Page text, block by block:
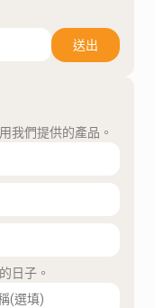
送出
我們提供的產品。
日子。